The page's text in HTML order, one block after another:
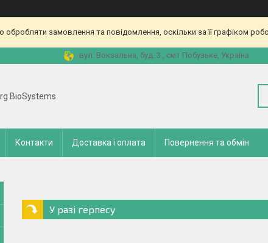
замовлення та повідомлення, оскільки за її графіком
вул. Вокзальна, буд. 3., смт Побузьке, Україна
BioSystems
Контакти Доставка і оплата Повернення та обмін
У разі герпесу